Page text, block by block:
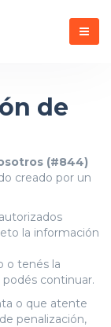
Menú
de
(#844)
creado por un
la información
o tenés la
continuar.
o que atente
penalización,